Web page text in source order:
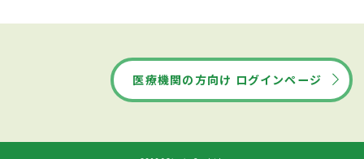
医療機関の方向け ログインページ